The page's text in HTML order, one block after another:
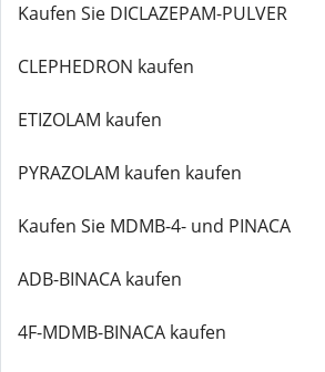
Kaufen Sie DICLAZEPAM-PULVER
CLEPHEDRON kaufen
ETIZOLAM kaufen
PYRAZOLAM kaufen kaufen
Kaufen Sie MDMB-4- und PINACA
ADB-BINACA kaufen
4F-MDMB-BINACA kaufen